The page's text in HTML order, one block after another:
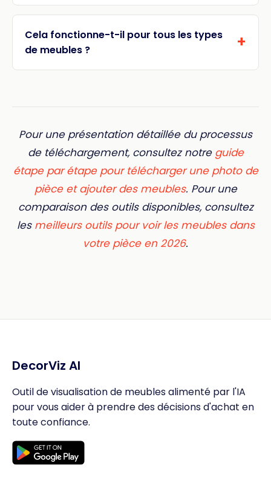
Cela fonctionne-t-il pour tous les types
de meubles ?
Pour une présentation détaillée du processus
de téléchargement, consultez notre guide
étape par étape pour télécharger une photo de
pièce et ajouter des meubles. Pour une
comparaison des outils disponibles, consultez
les meilleurs outils pour voir les meubles dans
votre pièce en 2026.
DecorViz AI
Outil de visualisation de meubles alimenté par l'IA
pour vous aider à prendre des décisions d'achat en
toute confiance.